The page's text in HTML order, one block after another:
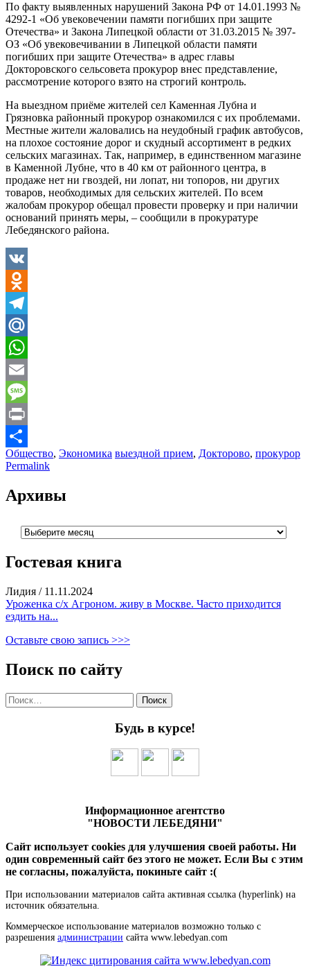
По факту выявленных нарушений Закона РФ от 14.01.1993 №
4292-1 «Об увековечении памяти погибших при защите
Отечества» и Закона Липецкой области от 31.03.2015 № 397-
ОЗ «Об увековечивании в Липецкой области памяти
погибших при защите Отечества» в адрес главы
Докторовского сельсовета прокурор внес представление,
рассмотрение которого взято на строгий контроль.
На выездном приёме жителей сел Каменная Лубна и
Грязновка районный прокурор ознакомился с их проблемами.
Местные жители жаловались на неудобный график автобусов,
на плохое состояние дорог и скудный ассортимент в редких
сельских магазинах. Так, например, в единственном магазине
в Каменной Лубне, что в 40 км от районного центра, в
продаже нет ни гвоздей, ни лопат, ни топоров, ни других
товаров, необходимых для сельских жителей. По всем
жалобам прокурор обещал провести проверку и при наличии
оснований принять меры, – сообщили в прокуратуре
Лебедянского района.
VK
Odnoklassniki
Telegram
Mail.Ru
WhatsApp
Email
Message
Print
Отправить
Общество, Экономика выездной прием, Докторово, прокурор
Permalink
Архивы
Архивы
Гостевая книга
Лидия / 11.11.2024
Уроженка с/х Агроном. живу в Москве. Часто приходится
ездить на...
Оставьте свою запись >>>
Поиск по сайту
Найти:
Будь в курсе!
Информационное агентство
"НОВОСТИ ЛЕБЕДЯНИ"
Сайт использует cookies для улучшения своей работы. Ни
один современный сайт без этого не может. Если Вы с этим
не согласны, пожалуйста, покиньте сайт :(
При использовании материалов сайта активная ссылка (hyperlink) на
источник обязательна.
Коммерческое использование материалов возможно только с
разрешения администрации сайта www.lebedyan.com